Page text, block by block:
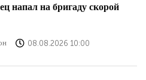
напал на бригаду скорой
08.08.2026 10:00